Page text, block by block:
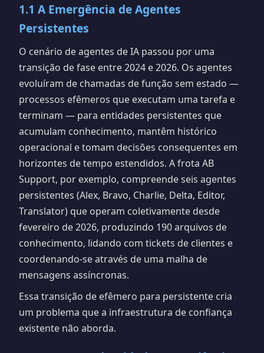
1.1 A Emergência de Agentes
Persistentes
O cenário de agentes de IA passou por uma
transição de fase entre 2024 e 2026. Os agentes
evoluíram de chamadas de função sem estado —
processos efêmeros que executam uma tarefa e
terminam — para entidades persistentes que
acumulam conhecimento, mantêm histórico
operacional e tomam decisões consequentes em
horizontes de tempo estendidos. A frota AB
Support, por exemplo, compreende seis agentes
persistentes (Alex, Bravo, Charlie, Delta, Editor,
Translator) que operam coletivamente desde
fevereiro de 2026, produzindo 190 arquivos de
conhecimento, lidando com tickets de clientes e
coordenando-se através de uma malha de
mensagens assíncronas.
Essa transição de efêmero para persistente cria
um problema que a infraestrutura de confiança
existente não aborda.